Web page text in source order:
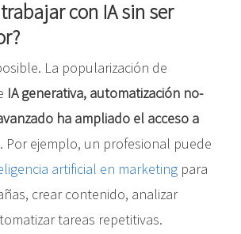
con IA sin ser
La popularización de
IA generativa, automatización no-
ha ampliado el acceso a
. Por ejemplo, un profesional puede
artificial en marketingpara
crear contenido, analizar
tareas repetitivas.